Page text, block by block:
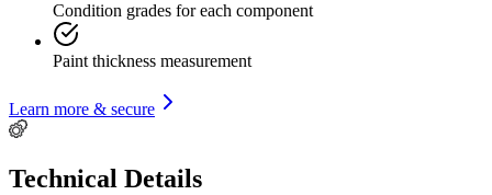
Condition grades for each component
Paint thickness measurement
Learn more & secure
Technical Details